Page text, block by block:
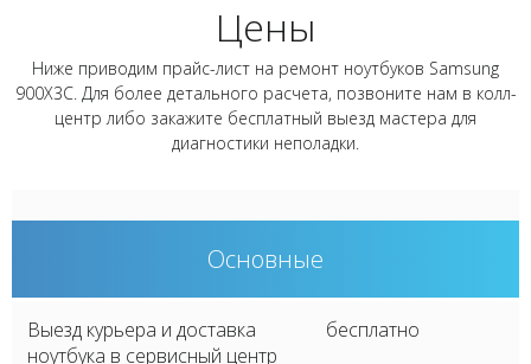
Цены
Ниже приводим прайс-лист на ремонт ноутбуков Samsung
900X3C. Для более детального расчета, позвоните нам в колл-
центр либо закажите бесплатный выезд мастера для
диагностики неполадки.
Основные
Выезд курьера и доставка
ноутбука в сервисный центр
бесплатно